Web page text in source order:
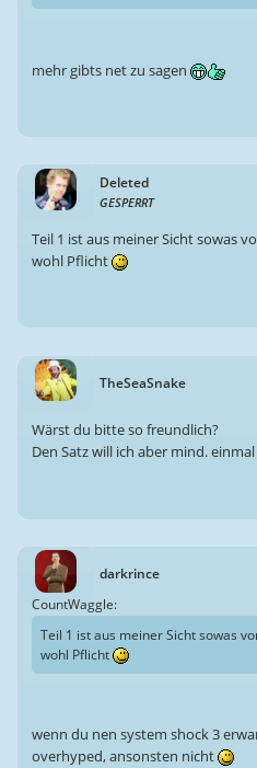
mehr gibts net zu sagen
Deleted
GESPERRT
Teil 1 ist aus meiner Sicht sowas
wohl Pflicht
TheSeaSnake
Wärst du bitte so freundlich?
Den Satz will ich aber mind.
darkrince
CountWaggle:
Teil 1 ist aus meiner Sicht sowas
wohl Pflicht
wenn du nen system shock 3
overhyped, ansonsten nicht